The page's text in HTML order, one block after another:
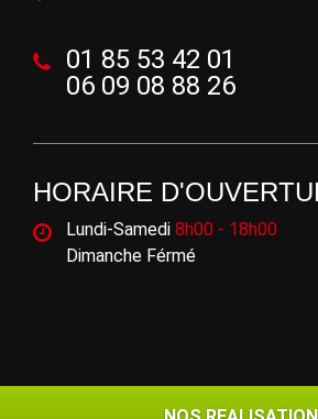
01 85 53 42 01
06 09 08 88 26
HORAIRE
Lundi-Samedi 8h00 - 18h00
Dimanche Férmé